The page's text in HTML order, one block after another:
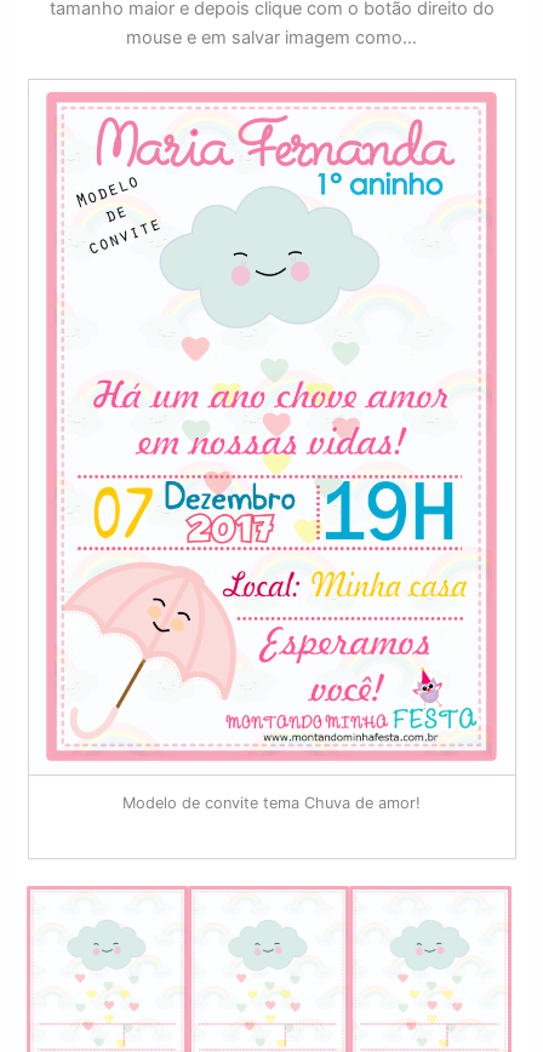
tamanho maior e depois clique com o botão direito do
mouse e em salvar imagem como…
Modelo de convite tema Chuva de amor!